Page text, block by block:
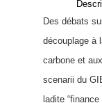
Des débats
découplage à
carbone et
scenarii du
ladite